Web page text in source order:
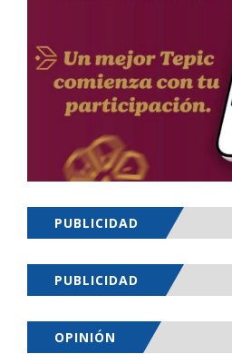
PUBLICIDAD
PUBLICIDAD
OPINIÓN